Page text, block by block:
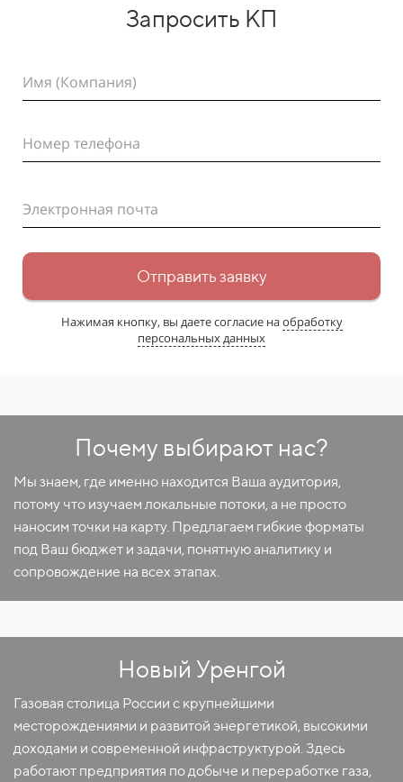
Запросить КП
Имя (Компания)
Номер телефона
Электронная почта
Отправить заявку
Нажимая кнопку, вы даете согласие наобработку
персональных данных
Почему выбирают нас?
Мы знаем, где именно находится Ваша аудитория,
потому что изучаем локальные потоки, а не просто
наносим точки на карту. Предлагаем гибкие форматы
под Ваш бюджет и задачи, понятную аналитику и
сопровождение на всех этапах.
Новый Уренгой
Газовая столица России с крупнейшими
месторождениями и развитой энергетикой, высокими
доходами и современной инфраструктурой. Здесь
работают предприятия по добыче и переработке газа,